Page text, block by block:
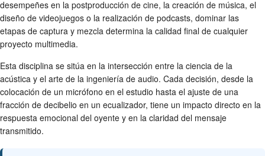
desempeñes en la postproducción de cine, la creación de música, el
diseño de videojuegos o la realización de podcasts, dominar las
etapas de captura y mezcla determina la calidad final de cualquier
proyecto multimedia.
Esta disciplina se sitúa en la intersección entre la ciencia de la
acústica y el arte de la ingeniería de audio. Cada decisión, desde la
colocación de un micrófono en el estudio hasta el ajuste de una
fracción de decibelio en un ecualizador, tiene un impacto directo en la
respuesta emocional del oyente y en la claridad del mensaje
transmitido.